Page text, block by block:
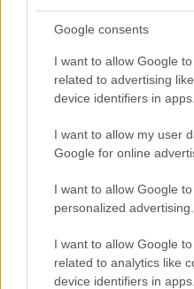
Google consents
I want to allow Google
related to advertising
device identifiers in apps.
I want to allow my user
Google for online
I want to allow Google
personalized advertising.
I want to allow Google
related to analytics like
device identifiers in apps.
ΕΛΣΤΑΤ: Στο 3,4%
Χρηματοδότηση 8 εκατ.